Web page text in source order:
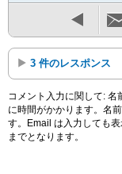
3 件のレスポンス
コメント入力に関して:
に時間がかかります。名
す。Email は入力しても
までとなります。